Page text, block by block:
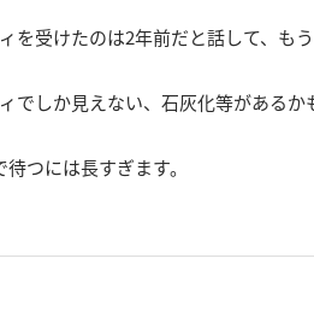
を受けたのは2年前だと話して、も
でしか見えない、石灰化等があるか
つには長すぎます。